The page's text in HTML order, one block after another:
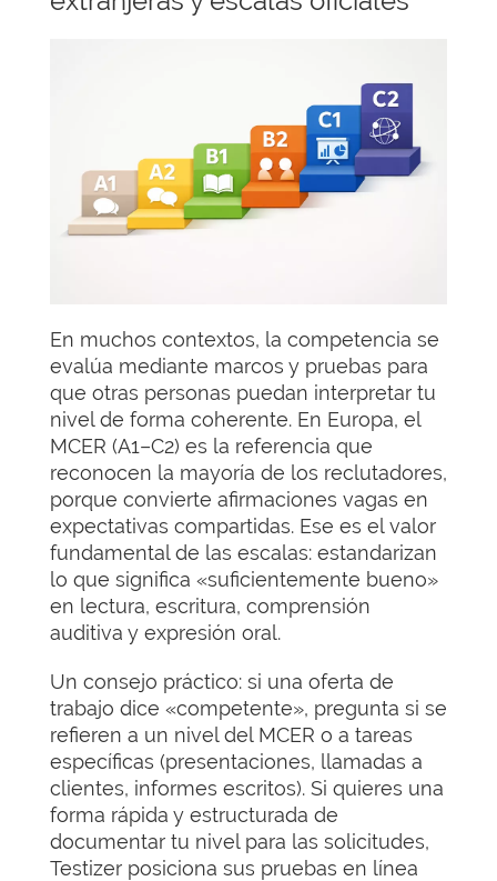
En muchos contextos, la competencia se
evalúa mediante marcos y pruebas para
que otras personas puedan interpretar tu
nivel de forma coherente. En Europa, el
MCER (A1–C2) es la referencia que
reconocen la mayoría de los reclutadores,
porque convierte afirmaciones vagas en
expectativas compartidas. Ese es el valor
fundamental de las escalas: estandarizan
lo que significa «suficientemente bueno»
en lectura, escritura, comprensión
auditiva y expresión oral.
Un consejo práctico: si una oferta de
trabajo dice «competente», pregunta si se
refieren a un nivel del MCER o a tareas
específicas (presentaciones, llamadas a
clientes, informes escritos). Si quieres una
forma rápida y estructurada de
documentar tu nivel para las solicitudes,
Testizer posiciona sus pruebas en línea